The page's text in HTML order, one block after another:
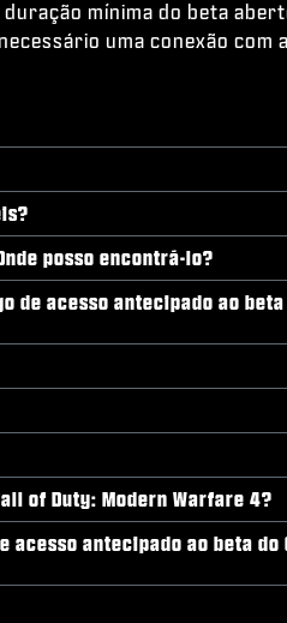
mínima do beta
uma conexão com
posso encontrá-lo?
de acesso antecipado ao
of Duty: Modern Warfare 4?
antecipado ao beta do